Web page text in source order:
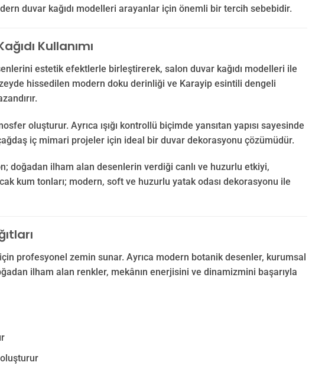
duvar kağıdı modelleri arayanlar için önemli bir tercih sebebidir.
Kullanımı
estetik efektlerle birleştirerek, salon duvar kağıdı modelleri ile
hissedilen modern doku derinliği ve Karayip esintili dengeli
oluşturur. Ayrıca ışığı kontrollü biçimde yansıtan yapısı sayesinde
iç mimari projeler için ideal bir duvar dekorasyonu çözümüdür.
doğadan ilham alan desenlerin verdiği canlı ve huzurlu etkiyi,
kum tonları; modern, soft ve huzurlu yatak odası dekorasyonu ile
profesyonel zemin sunar. Ayrıca modern botanik desenler, kurumsal
ilham alan renkler, mekânın enerjisini ve dinamizmini başarıyla